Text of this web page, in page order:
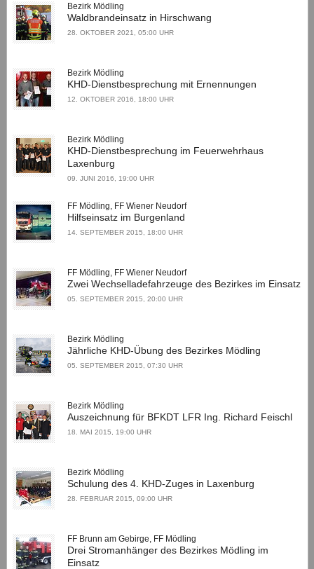
Bezirk Mödling
Waldbrandeinsatz in Hirschwang
28. OKTOBER 2021, 05:00 UHR
Bezirk Mödling
KHD-Dienstbesprechung mit Ernennungen
12. OKTOBER 2016, 18:00 UHR
Bezirk Mödling
KHD-Dienstbesprechung im Feuerwehrhaus
Laxenburg
09. JUNI 2016, 19:00 UHR
FF Mödling, FF Wiener Neudorf
Hilfseinsatz im Burgenland
14. SEPTEMBER 2015, 18:00 UHR
FF Mödling, FF Wiener Neudorf
Zwei Wechselladefahrzeuge des Bezirkes im Einsatz
05. SEPTEMBER 2015, 20:00 UHR
Bezirk Mödling
Jährliche KHD-Übung des Bezirkes Mödling
05. SEPTEMBER 2015, 07:30 UHR
Bezirk Mödling
Auszeichnung für BFKDT LFR Ing. Richard Feischl
18. MAI 2015, 19:00 UHR
Bezirk Mödling
Schulung des 4. KHD-Zuges in Laxenburg
28. FEBRUAR 2015, 09:00 UHR
FF Brunn am Gebirge, FF Mödling
Drei Stromanhänger des Bezirkes Mödling im
Einsatz